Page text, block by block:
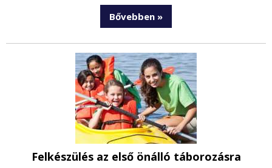
Bővebben »
Felkészülés az első önálló táborozásra